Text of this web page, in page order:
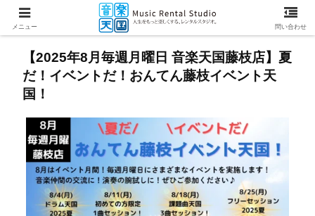
【2025年8月毎週月曜日 音楽天国藤枝店】夏
だ！イベントだ！おんてん藤枝イベント天
国！
メニュー 問い合わせ